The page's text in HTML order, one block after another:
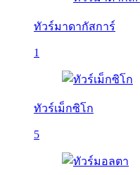
ทัวร์มาดากัสการ์
1
ทัวร์เม็กซิโก
5